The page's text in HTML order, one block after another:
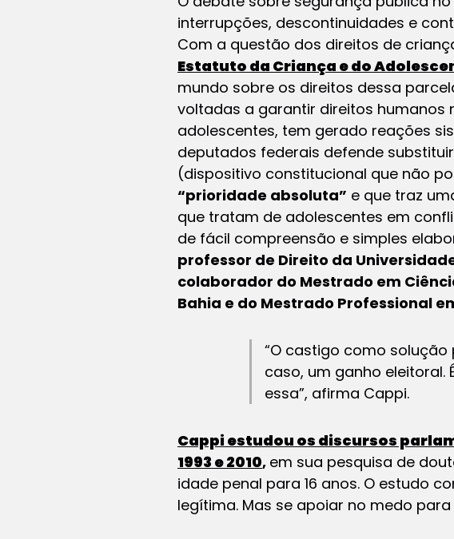
interrupções, descontinuidades e
Com a questão dos direitos de
Estatuto da Criança e do
mundo sobre os direitos dessa
voltadas a garantir direitos humanos
adolescentes, tem gerado reações
deputados federais defende
(dispositivo constitucional que não
“prioridade absoluta” e que traz
que tratam de adolescentes em
de fácil compreensão e simples
professor de Direito da
colaborador do Mestrado em
Bahia e do Mestrado Professional
“O castigo como
caso, um ganho
essa”, afirma Cappi.
Cappi estudou os discursos
1993 e 2010, em sua pesquisa de
idade penal para 16 anos. O estudo
legítima. Mas se apoiar no medo